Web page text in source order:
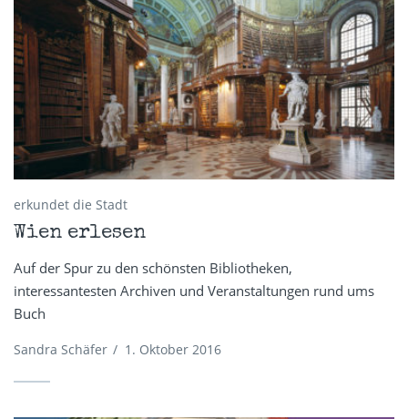
erkundet die Stadt
Wien erlesen
Auf der Spur zu den schönsten Bibliotheken,
interessantesten Archiven und Veranstaltungen rund ums
Buch
Sandra Schäfer / 1. Oktober 2016